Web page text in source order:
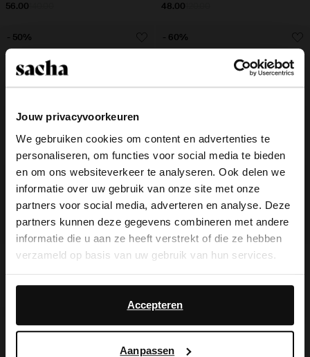
Jouw privacyvoorkeuren
We gebruiken cookies om content en advertenties te
personaliseren, om functies voor social media te bieden
en om ons websiteverkeer te analyseren. Ook delen we
informatie over uw gebruik van onze site met onze
partners voor social media, adverteren en analyse. Deze
partners kunnen deze gegevens combineren met andere
informatie die u aan ze heeft verstrekt of die ze hebben
verzameld op basis van uw gebruik van hun services.
Daarnaast werken wij samen met Google voor
advertentie- en meetdoeleinden. Meer informatie over
hoe Google uw persoonsgegevens gebruikt, vindt u op
Accepteren
Aanpassen
56.00 48.00
Snake muiltjes met sleehak
69.99
35.00
- 50%
Beige sleehak sandalen
79.98
32.00
- 60%
×
View this website in English?
It looks like your language isn't Dutch. Would
you like to switch to English?
Yes, switch to
English
No, stay in Dutch